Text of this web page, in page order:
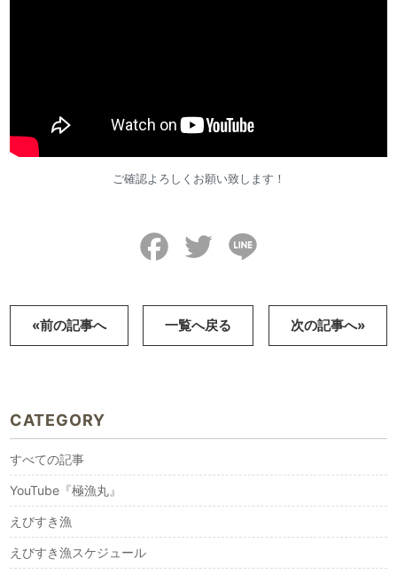
ご確認よろしくお願い致します！
FacebookTwitter
«前の記事へ 一覧へ戻る 次の記事へ»
CATEGORY
すべての記事
YouTube『極漁丸』
えびすき漁
えびすき漁スケジュール